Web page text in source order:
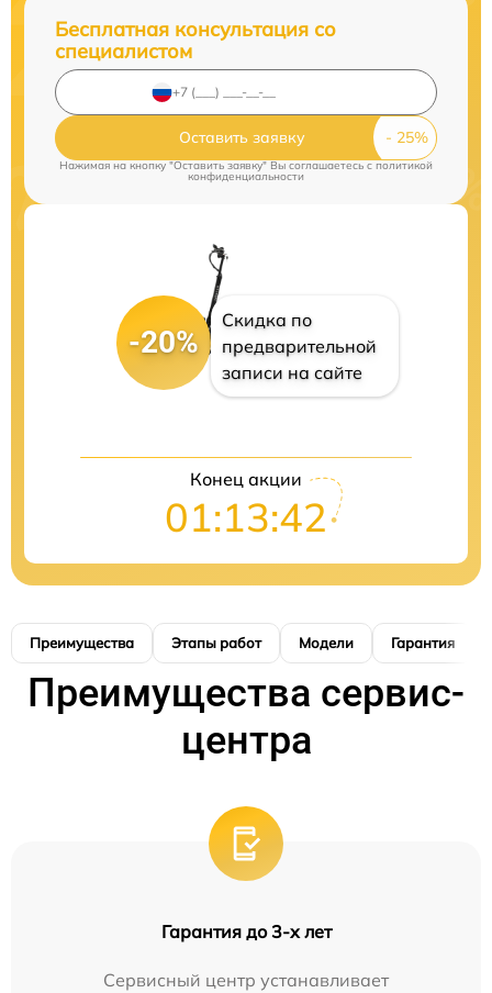
Бесплатная консультация со
специалистом
Оставить заявку
Нажимая на кнопку "Оставить заявку" Вы соглашаетесь cполитикой
конфиденциальности
-20%
Скидка по
предварительной
записи на сайте
Конец акции
01:13:41
Преимущества Этапы работ Модели Гарантия
Преимущества сервис-
центра
Гарантия до 3-х лет
Сервисный центр устанавливает